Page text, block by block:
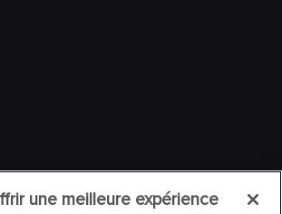
une meilleure expérience